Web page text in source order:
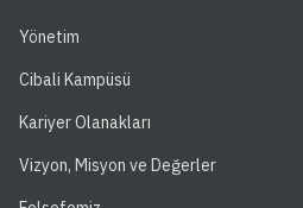
Yönetim
Cibali Kampüsü
Kariyer Olanakları
Vizyon, Misyon ve Değerler